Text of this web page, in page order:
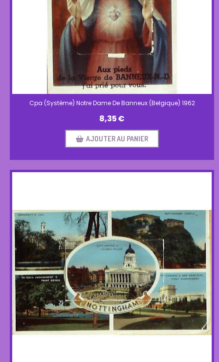
Cpa (Système) Notre Dame De Banneux (Belgique) 1962
8,35€
AJOUTER AU PANIER